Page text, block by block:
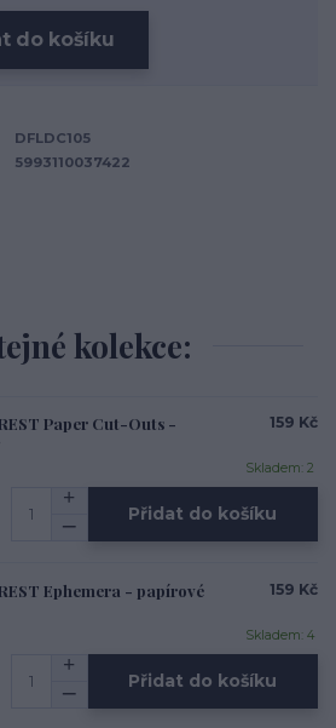
do košíku
DFLDC105
5993110037422
kolekce:
Paper Cut-Outs -
159 Kč
Skladem: 2
Přidat do košíku
Ephemera - papírové
159 Kč
Skladem: 4
Přidat do košíku